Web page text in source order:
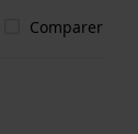
Comparer